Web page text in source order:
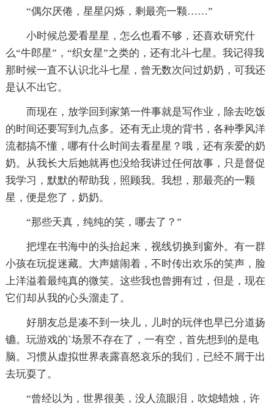
“偶尔厌倦，星星闪烁，剩最亮一颗……”
小时候总爱看星星，怎么也看不够，还喜欢研究什
么“牛郎星”，“织女星”之类的，还有北斗七星。我记得我
那时候一直不认识北斗七星，曾无数次问过奶奶，可我还
是认不出它。
而现在，放学回到家第一件事就是写作业，除去吃饭
的时间还要写到九点多。还有无止境的背书，各种季风洋
流都搞不懂，哪有什么时间去看星星？哦，还有亲爱的奶
奶。从我长大后她就再也没给我讲过任何故事，只是督促
我学习，默默的帮助我，照顾我。我想，那最亮的一颗
星，便是您了，奶奶。
“那些天真，纯纯的笑，哪去了？”
把埋在书海中的头抬起来，视线切换到窗外。有一群
小孩在玩捉迷藏。大声嬉闹着，不时传出欢乐的笑声，脸
上洋溢着最纯真的微笑。这些我也曾拥有过，但是，现在
它们却从我的心头溜走了。
好朋友总是凑不到一块儿，儿时的玩伴也早已分道扬
镳。玩游戏的`场景不存在了，一有空，首先想到的是电
脑。习惯从虚拟世界表露喜怒哀乐的我们，已经不屑于出
去玩耍了。
“曾经以为，世界很美，没人流眼泪，吹熄蜡烛，许